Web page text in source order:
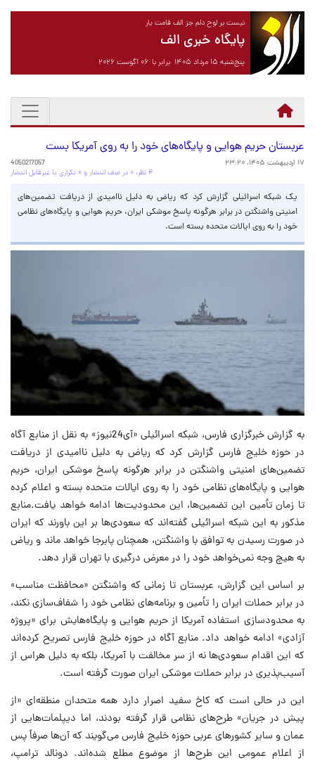
نیست بر لوح دلم جز الف قامت یار
پایگاه خبری الف
پنج‌شنبه ۱۵ مرداد ۱۴۰۵ برابر با ۰۶ آگوست ۲۰۲۶
عربستان حریم هوایی و پایگاه‌های خود را به روی آمریکا بست
۱۷ اردیبهشت ۱۴۰۵، ۲۳:۲۰
4050217057
۴ نظر، ۰ در صف انتشار و ۰ تکراری یا غیرقابل انتشار
یک شبکه اسرائیلی گزارش کرد که ریاض به دلیل ناامیدی از دریافت تضمین‌های
امنیتی واشنگتن در برابر هرگونه پاسخ موشکی ایران، حریم هوایی و پایگاه‌های نظامی
خود را به روی ایالات متحده بسته است.
به گزارش خبرگزاری فارس، شبکه اسرائیلی «آی‌24نیوز» به نقل از منابع آگاه
در حوزه خلیج فارس گزارش کرد که ریاض به دلیل ناامیدی از دریافت
تضمین‌های امنیتی واشنگتن در برابر هرگونه پاسخ موشکی ایران، حریم
هوایی و پایگاه‌های نظامی خود را به روی ایالات متحده بسته و اعلام کرده
تا زمان تأمین این تضمین‌ها، این محدودیت‌ها ادامه خواهد یافت.منابع
مذکور به این شبکه اسرائیلی گفته‌اند که سعودی‌ها بر این باورند که ایران
در صورت رسیدن به توافق با واشنگتن، همچنان پابرجا خواهد ماند و ریاض
به‌ هیچ‌ وجه نمی‌خواهد خود را در معرض درگیری با تهران قرار دهد.
بر اساس این گزارش، عربستان تا زمانی که واشنگتن «محافظت مناسب»
در برابر حملات ایران را تأمین و برنامه‌های نظامی خود را شفاف‌سازی نکند،
به محدودسازی استفاده آمریکا از حریم هوایی و پایگاه‌هایش برای «پروژه
آزادی» ادامه خواهد داد. منابع آگاه در حوزه خلیج فارس تصریح کرده‌اند
که این اقدام سعودی‌ها نه از سر مخالفت با آمریکا، بلکه به دلیل هراس از
آسیب‌پذیری در برابر حملات موشکی ایران صورت گرفته است.
این در حالی است که کاخ سفید اصرار دارد همه متحدان منطقه‌ای «از
پیش در جریان» طرح‌های نظامی قرار گرفته بودند، اما دیپلمات‌هایی از
عمان و سایر کشورهای عربی حوزه خلیج فارس می‌گویند که آن‌ها صرفاً پس
از اعلام عمومی این طرح‌ها از موضوع مطلع شده‌اند. دونالد ترامپ،